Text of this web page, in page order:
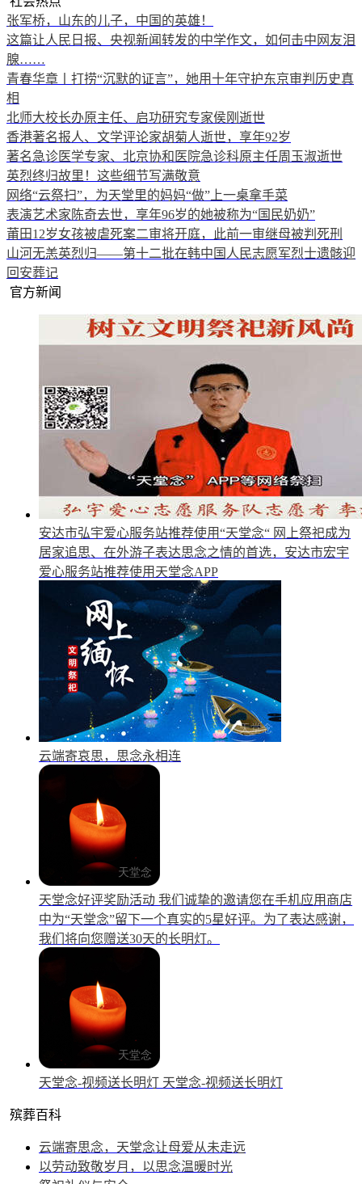
张军桥，山东的儿子，中国的英雄！
这篇让人民日报、央视新闻转发的中学作文，如何击中网友泪
腺……
青春华章丨打捞“沉默的证言”，她用十年守护东京审判历史真
相
北师大校长办原主任、启功研究专家侯刚逝世
香港著名报人、文学评论家胡菊人逝世，享年92岁
著名急诊医学专家、北京协和医院急诊科原主任周玉淑逝世
英烈终归故里！这些细节写满敬意
网络“云祭扫”，为天堂里的妈妈“做”上一桌拿手菜
表演艺术家陈奇去世，享年96岁的她被称为“国民奶奶”
莆田12岁女孩被虐死案二审将开庭，此前一审继母被判死刑
山河无恙英烈归——第十二批在韩中国人民志愿军烈士遗骸迎
回安葬记
官方新闻
安达市弘宇爱心服务站推荐使用“天堂念“ 网上祭祀成为
居家追思、在外游子表达思念之情的首选，安达市宏宇
爱心服务站推荐使用天堂念APP
云端寄哀思，思念永相连
天堂念好评奖励活动 我们诚挚的邀请您在手机应用商店
中为“天堂念”留下一个真实的5星好评。为了表达感谢，
我们将向您赠送30天的长明灯。
天堂念-视频送长明灯 天堂念-视频送长明灯
殡葬百科
云端寄思念，天堂念让母爱从未走远
以劳动致敬岁月，以思念温暖时光